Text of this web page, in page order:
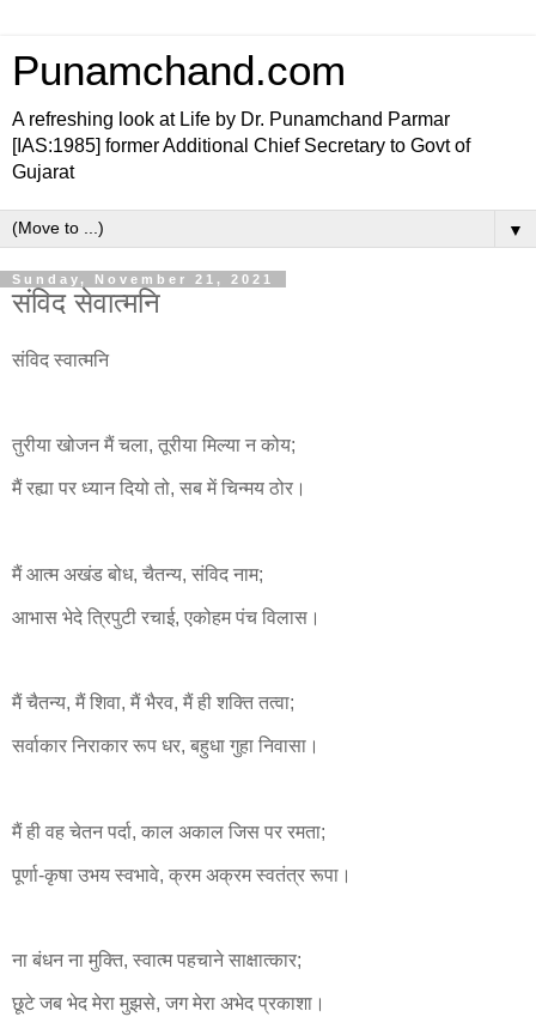
Punamchand.com
A refreshing look at Life by Dr. Punamchand Parmar
[IAS:1985] former Additional Chief Secretary to Govt of
Gujarat
▼
Sunday, November 21, 2021
संविद सेवात्मनि
संविद स्वात्मनि
तुरीया खोजन मैं चला, तूरीया मिल्या न कोय;
मैं रह्या पर ध्यान दियो तो, सब में चिन्मय ठोर।
मैं आत्म अखंड बोध, चैतन्य, संविद नाम;
आभास भेदे त्रिपुटी रचाई, एकोहम पंच विलास।
मैं चैतन्य, मैं शिवा, मैं भैरव, मैं ही शक्ति तत्वा;
सर्वाकार निराकार रूप धर, बहुधा गुहा निवासा।
मैं ही वह चेतन पर्दा, काल अकाल जिस पर रमता;
पूर्णा-कृषा उभय स्वभावे, क्रम अक्रम स्वतंत्र रूपा।
ना बंधन ना मुक्ति, स्वात्म पहचाने साक्षात्कार;
छूटे जब भेद मेरा मुझसे, जग मेरा अभेद प्रकाशा।